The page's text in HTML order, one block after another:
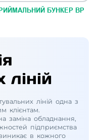
БУНКЕР ВР
ліній одна з
клієнтам.
заміна обладнання,
підприємства
в кожного